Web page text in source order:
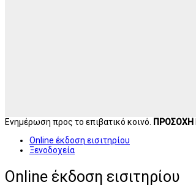
Ενημέρωση προς το επιβατικό κοινό. ΠΡΟΣΟΧΗ
Online έκδοση εισιτηρίου
Ξενοδοχεία
Online έκδοση εισιτηρίου